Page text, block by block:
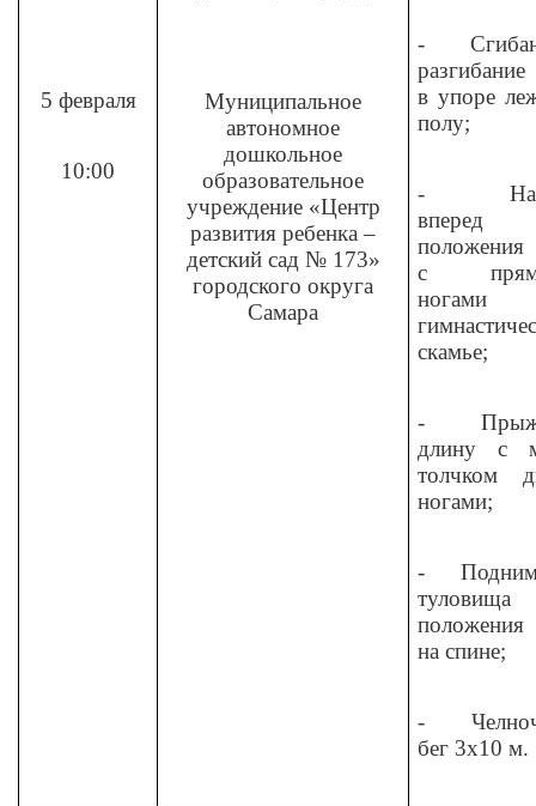
5 февраля
10:00
Муниципальное
автономное
дошкольное
образовательное
учреждение «Центр
развития ребенка –
детский сад № 173»
городского округа
Самара
-
в упоре
полу;
-
положения
с
скамье;
-
длину с
толчком
ногами;
-
положения
на спине;
-
бег 3x10 м.